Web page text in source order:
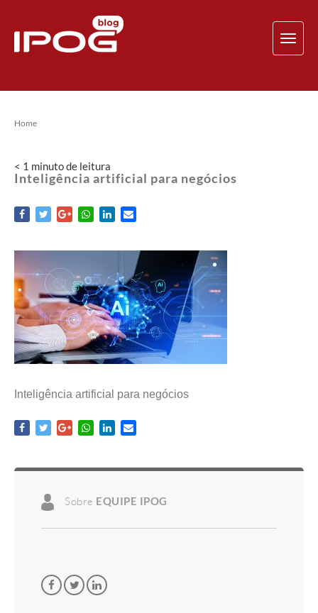
Home
< 1 minutode leitura
Inteligência artificial para negócios
Inteligência artificial para negócios
Sobre EQUIPE IPOG